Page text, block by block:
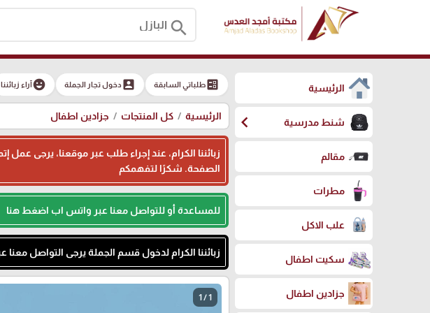
search
الرئيسية
شنط مدرسية chevron_left
مقالم
مطرات
علب الاكل
سكيت اطفال
جزادين اطفال
ballotطلباتي السابقة account_boxدخول تجار الجملة emoji_emotionsآراء زبائننا
الرئيسية كل المنتجات جزادين اطفال
زبائننا الكرام، عند إجراء طلب عبر موقعنا، يرجى
الصفحة. شكرًا لتفهمكم
للمساعدة أو للتواصل معنا عبر واتس اب اضغط هنا
زبائننا الكرام لدخول قسم الجملة يرجى التواصل
1 / 1